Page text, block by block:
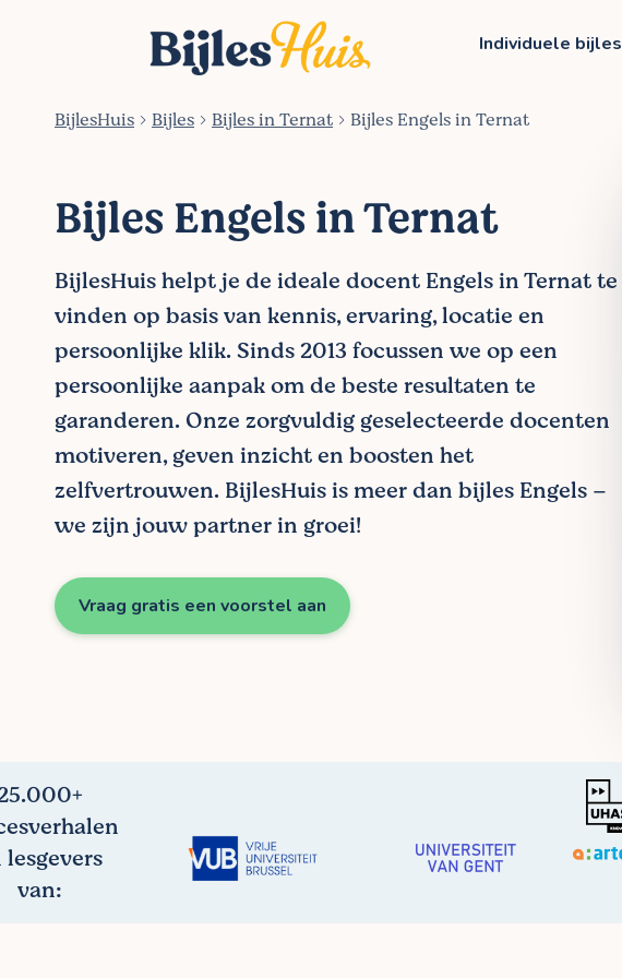
Individuele bijles
BijlesHuis Bijles Bijles in Ternat Bijles Engels in Ternat
Bijles Engels in Ternat
BijlesHuis helpt je de ideale docent Engels in Ternat te
vinden op basis van kennis, ervaring, locatie en
persoonlijke klik. Sinds 2013 focussen we op een
persoonlijke aanpak om de beste resultaten te
garanderen. Onze zorgvuldig geselecteerde docenten
motiveren, geven inzicht en boosten het
zelfvertrouwen. BijlesHuis is meer dan bijles Engels –
we zijn jouw partner in groei!
Vraag gratis een voorstel aan
lesgevers
van: